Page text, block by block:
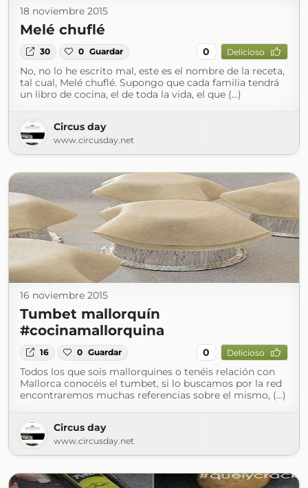
18 noviembre 2015
Melé chuflé
30 0 Guardar 0 Delicioso
No, no lo he escrito mal, este es el nombre de la receta,
tal cual, Melé chuflé. Supongo que cada familia tendrá
un libro de cocina, el de toda la vida, el que (...)
Circus day
www.circusday.net
16 noviembre 2015
Tumbet mallorquín
#cocinamallorquina
16 0 Guardar 0 Delicioso
Todos los que sois mallorquines o tenéis relación con
Mallorca conocéis el tumbet, si lo buscamos por la red
encontraremos muchas referencias sobre el mismo, (...)
Circus day
www.circusday.net